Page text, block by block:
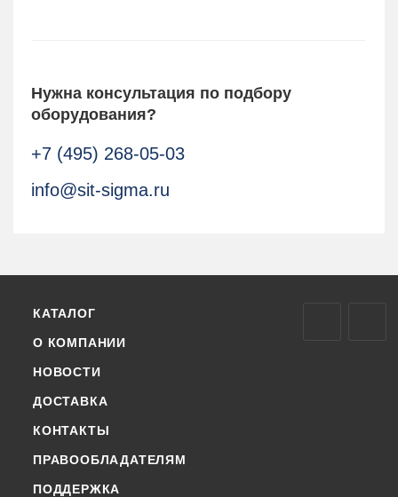
Нужна консультация по подбору
оборудования?
+7 (495) 268-05-03
info@sit-sigma.ru
КАТАЛОГ
О КОМПАНИИ
НОВОСТИ
ДОСТАВКА
КОНТАКТЫ
ПРАВООБЛАДАТЕЛЯМ
ПОДДЕРЖКА